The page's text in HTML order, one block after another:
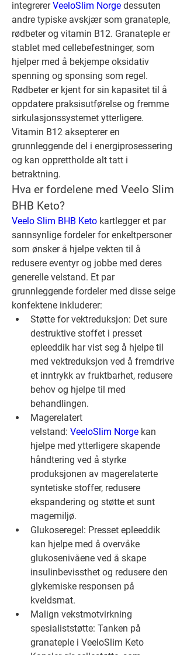
integrerer VeeloSlim Norge dessuten
andre typiske avskjær som granateple,
rødbeter og vitamin B12. Granateple er
stablet med cellebefestninger, som
hjelper med å bekjempe oksidativ
spenning og sponsing som regel.
Rødbeter er kjent for sin kapasitet til å
oppdatere praksisutførelse og fremme
sirkulasjonssystemet ytterligere.
Vitamin B12 aksepterer en
grunnleggende del i energiprosessering
og kan opprettholde alt tatt i
betraktning.
Hva er fordelene med Veelo Slim
BHB Keto?
Veelo Slim BHB Keto kartlegger et par
sannsynlige fordeler for enkeltpersoner
som ønsker å hjelpe vekten til å
redusere eventyr og jobbe med deres
generelle velstand. Et par
grunnleggende fordeler med disse seige
konfektene inkluderer:
Støtte for vektreduksjon: Det sure
destruktive stoffet i presset
epleeddik har vist seg å hjelpe til
med vektreduksjon ved å fremdrive
et inntrykk av fruktbarhet, redusere
behov og hjelpe til med
behandlingen.
Magerelatert
velstand: VeeloSlim Norge kan
hjelpe med ytterligere skapende
håndtering ved å styrke
produksjonen av magerelaterte
syntetiske stoffer, redusere
ekspandering og støtte et sunt
magemiljø.
Glukoseregel: Presset epleeddik
kan hjelpe med å overvåke
glukosenivåene ved å skape
insulinbevissthet og redusere den
glykemiske responsen på
kveldsmat.
Malign vekstmotvirkning
spesialiststøtte: Tanken på
granateple i VeeloSlim Keto